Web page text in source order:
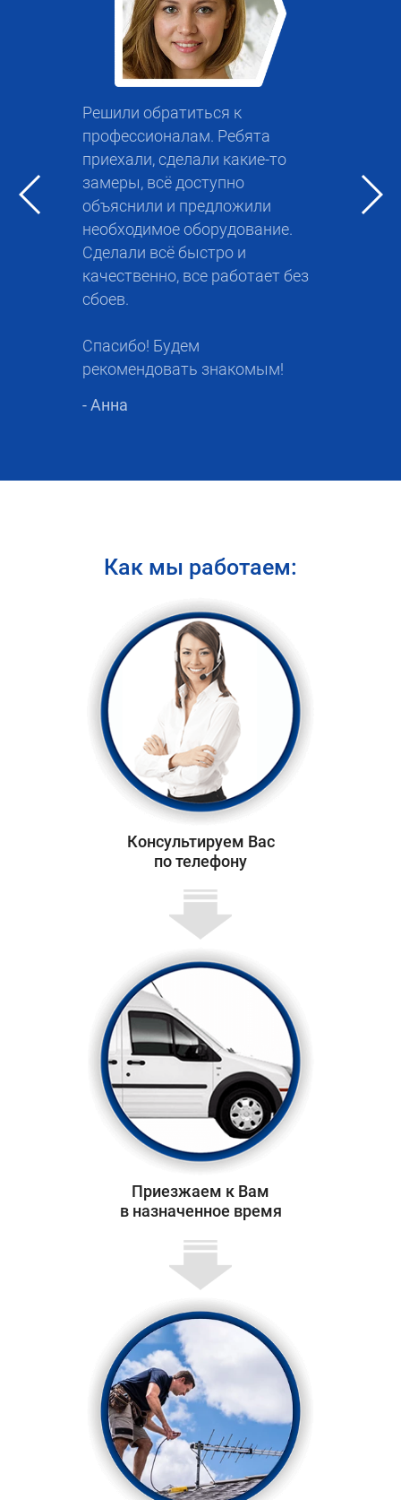
Решили обратиться к
профессионалам. Ребята
приехали, сделали какие-то
замеры, всё доступно
объяснили и предложили
необходимое оборудование.
Сделали всё быстро и
качественно, все работает без
сбоев.
Спасибо! Будем
рекомендовать знакомым!
- Анна
Как мы работаем:
Консультируем Вас
по телефону
Приезжаем к Вам
в назначенное время